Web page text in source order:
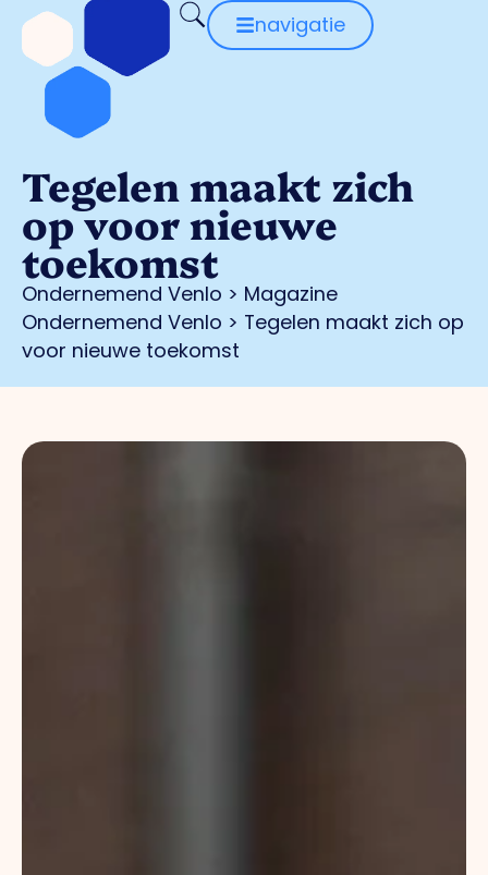
navigatie
Tegelen maakt zich
op voor nieuwe
toekomst
Ondernemend Venlo > Magazine
Ondernemend Venlo > Tegelen maakt zich op
voor nieuwe toekomst